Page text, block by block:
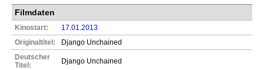
Filmdaten
Kinostart:
17.01.2013
Originaltitel:
Django Unchained
Deutscher
Titel:
Django Unchained